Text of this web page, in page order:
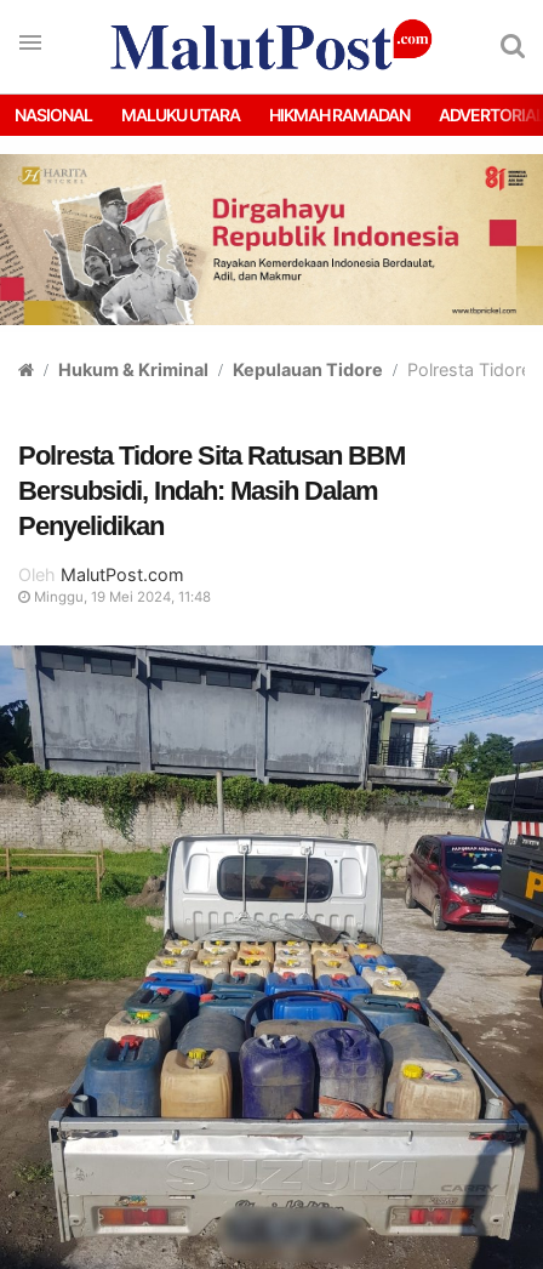
NASIONAL MALUKU UTARA HIKMAH RAMADAN ADVERTORIAL
Hukum & Kriminal Kepulauan Tidore Polresta Tidore
Polresta Tidore Sita Ratusan BBM
Bersubsidi, Indah: Masih Dalam
Penyelidikan
Oleh MalutPost.com
Minggu, 19 Mei 2024, 11:48